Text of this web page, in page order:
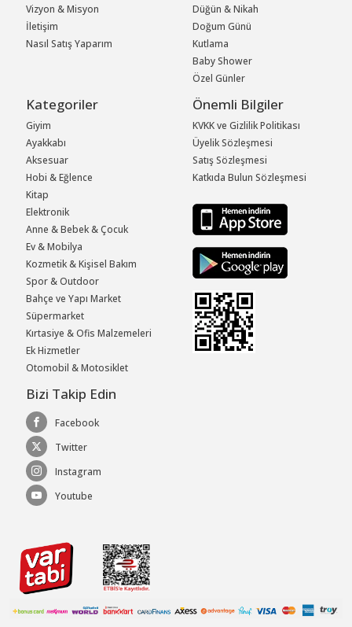
Vizyon & Misyon
İletişim
Nasıl Satış Yaparım
Düğün & Nikah
Doğum Günü
Kutlama
Baby Shower
Özel Günler
Kategoriler
Giyim
Ayakkabı
Aksesuar
Hobi & Eğlence
Kitap
Elektronik
Anne & Bebek & Çocuk
Ev & Mobilya
Kozmetik & Kişisel Bakım
Spor & Outdoor
Bahçe ve Yapı Market
Süpermarket
Kırtasiye & Ofis Malzemeleri
Ek Hizmetler
Otomobil & Motosiklet
Önemli Bilgiler
KVKK ve Gizlilik Politikası
Üyelik Sözleşmesi
Satış Sözleşmesi
Katkıda Bulun Sözleşmesi
Bizi Takip Edin
Facebook
Twitter
Instagram
Youtube